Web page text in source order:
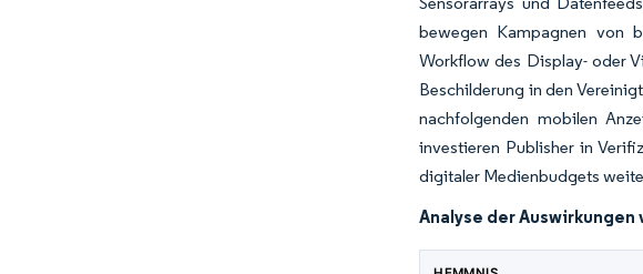
bewegen Kampagnen von
Workflow des Display- oder
Beschilderung in den
nachfolgenden mobilen
investieren Publisher in
digitaler Medienbudgets
Analyse der Auswirkungen